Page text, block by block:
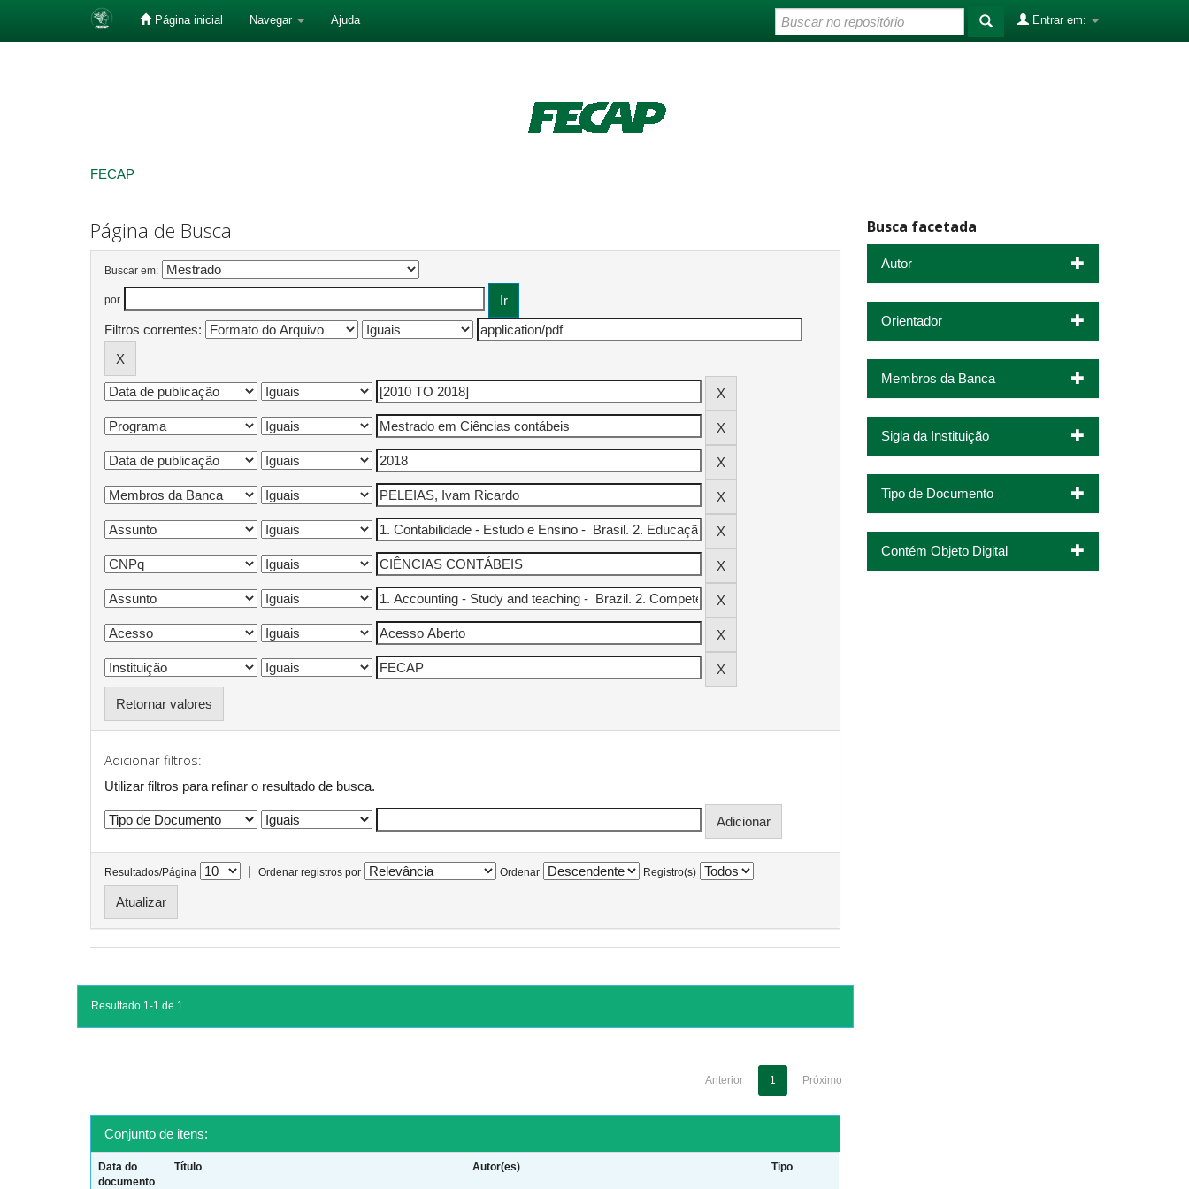
Página inicial Navegar Ajuda Entrar em:
FECAP
Página de Busca
Buscar em:
por
Filtros correntes:
Retornar valores
Adicionar filtros:
Utilizar filtros para refinar o resultado de busca.
Resultados/Página | Ordenar registros por Ordenar Registro(s)
Resultado 1-1 de 1.
Anterior 1 Próximo
Conjunto de itens:
Data do
documento
Título Autor(es) Tipo
Busca facetada
Autor
Orientador
Membros da Banca
Sigla da Instituição
Tipo de Documento
Contém Objeto Digital